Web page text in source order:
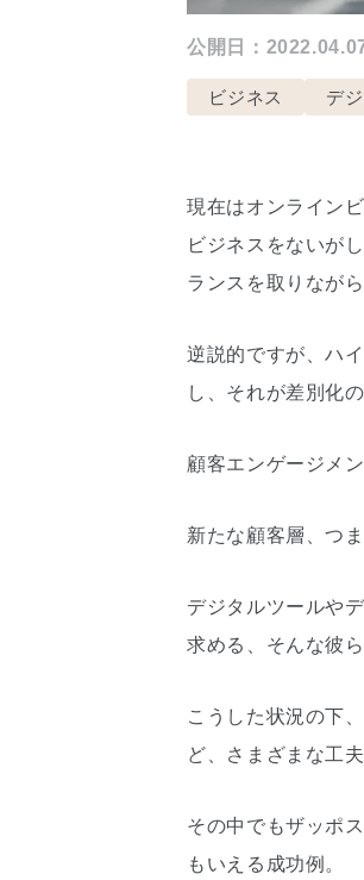
公開日：
ビジネス デ
現在はオンライン
ビジネスをないが
ランスを取りなが
逆説的ですが、ハ
し、それが差別化
顧客エンゲージメ
新たな顧客層、つ
デジタルツールや
求める、そんな彼
こうした状況の下
ど、さまざまな工
その中でもザッポ
もいえる成功例。